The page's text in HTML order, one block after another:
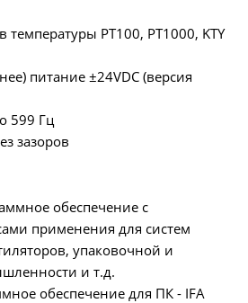
PT100, PT1000, KTY
питание ±24VDC (версия
599 Гц
зазоров
обеспечение с
применения для систем
упаковочной и
и т.д.
обеспечение для ПК - IFA